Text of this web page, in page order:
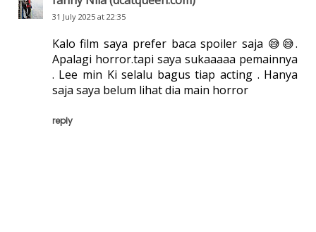
31 July 2025 at 22:35
Kalo film saya prefer baca spoiler saja 😅😅.
Apalagi horror.tapi saya sukaaaaa pemainnya
. Lee min Ki selalu bagus tiap acting . Hanya
saja saya belum lihat dia main horror
reply